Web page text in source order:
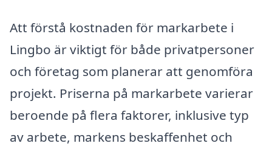
Att förstå kostnaden för markarbete i
Lingbo är viktigt för både privatpersoner
och företag som planerar att genomföra
projekt. Priserna på markarbete varierar
beroende på flera faktorer, inklusive typ
av arbete, markens beskaffenhet och